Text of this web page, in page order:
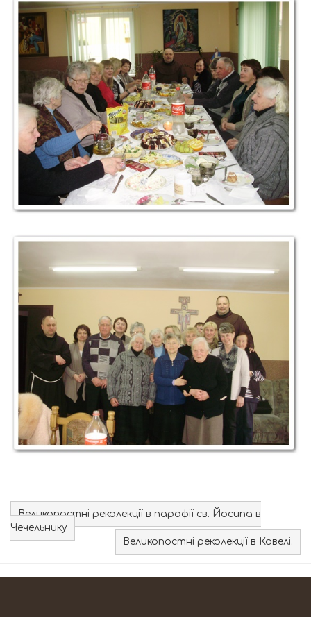
Великопостні реколекції в парафії св. Йосипа в
Чечельнику
Великопостні реколекції в Ковелі.